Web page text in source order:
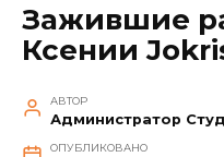
Зажившие
Ксении
АВТОР
ОПУБЛИКОВАНО